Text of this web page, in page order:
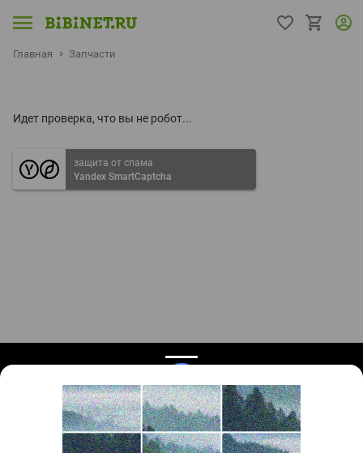
Главная Запчасти
Идет проверка, что вы не робот...
защита от спама
Yandex SmartCaptcha
Поиск запчастей О проекте